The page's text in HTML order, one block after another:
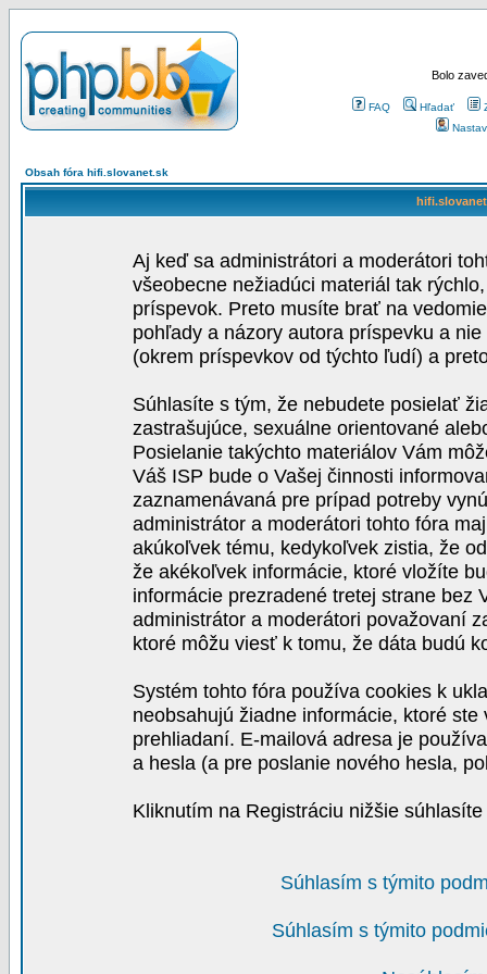
Bolo
FAQ Hľadať
Obsah fóra hifi.slovanet.sk
Aj keď sa administrátori a moderátori
všeobecne nežiadúci materiál tak
príspevok. Preto musíte brať na
pohľady a názory autora príspevku a
(okrem príspevkov od týchto ľudí) a
Súhlasíte s tým, že nebudete posielať
zastrašujúce, sexuálne orientované
Posielanie takýchto materiálov Vám
Váš ISP bude o Vašej činnosti
zaznamenávaná pre prípad potreby
administrátor a moderátori tohto fóra
akúkoľvek tému, kedykoľvek zistia, že
že akékoľvek informácie, ktoré vložíte
informácie prezradené tretej strane bez
administrátor a moderátori považovaní
ktoré môžu viesť k tomu, že dáta budú
Systém tohto fóra používa cookies k
neobsahujú žiadne informácie, ktoré
prehliadaní. E-mailová adresa je
a hesla (a pre poslanie nového hesla,
Kliknutím na Registráciu nižšie
Súhlasím s týmito
Súhlasím s týmito